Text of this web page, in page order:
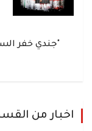
"جندي خفر
اخبار من